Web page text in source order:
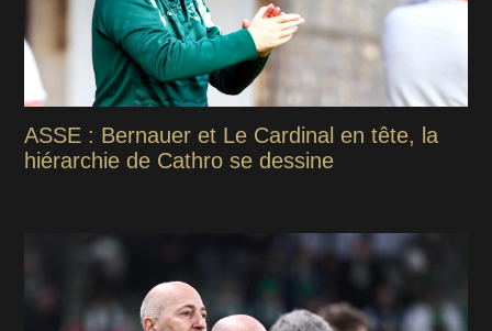
ASSE : Bernauer et Le Cardinal en tête, la
hiérarchie de Cathro se dessine